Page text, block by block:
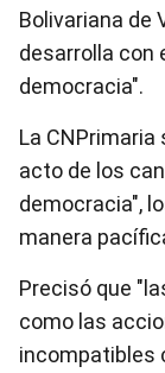
Bolivariana de
desarrolla con
democracia".
La
acto de los
democracia",
manera
Precisó que
como las
incompatibles